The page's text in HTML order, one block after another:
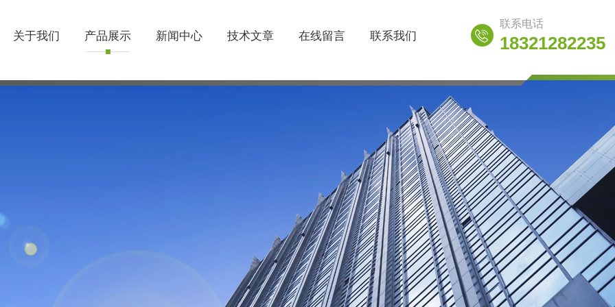
关于我们 产品展示 新闻中心 技术文章 在线留言 联系我们
联系电话
18321282235